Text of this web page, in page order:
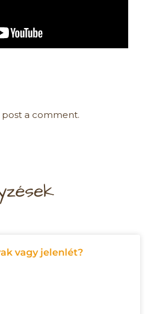
a comment.
vagy jelenlét?